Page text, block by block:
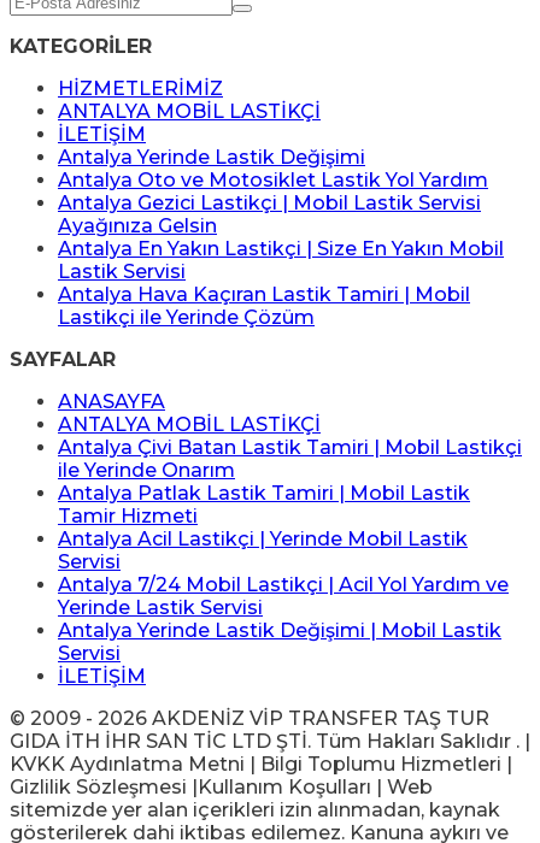
KATEGORİLER
HİZMETLERİMİZ
ANTALYA MOBİL LASTİKÇİ
İLETİŞİM
Antalya Yerinde Lastik Değişimi
Antalya Oto ve Motosiklet Lastik Yol Yardım
Antalya Gezici Lastikçi | Mobil Lastik Servisi
Ayağınıza Gelsin
Antalya En Yakın Lastikçi | Size En Yakın Mobil
Lastik Servisi
Antalya Hava Kaçıran Lastik Tamiri | Mobil
Lastikçi ile Yerinde Çözüm
SAYFALAR
ANASAYFA
ANTALYA MOBİL LASTİKÇİ
Antalya Çivi Batan Lastik Tamiri | Mobil Lastikçi
ile Yerinde Onarım
Antalya Patlak Lastik Tamiri | Mobil Lastik
Tamir Hizmeti
Antalya Acil Lastikçi | Yerinde Mobil Lastik
Servisi
Antalya 7/24 Mobil Lastikçi | Acil Yol Yardım ve
Yerinde Lastik Servisi
Antalya Yerinde Lastik Değişimi | Mobil Lastik
Servisi
İLETİŞİM
© 2009 - 2026 AKDENİZ VİP TRANSFER TAŞ TUR
GIDA İTH İHR SAN TİC LTD ŞTİ. Tüm Hakları Saklıdır . |
KVKK Aydınlatma Metni | Bilgi Toplumu Hizmetleri |
Gizlilik Sözleşmesi |Kullanım Koşulları | Web
sitemizde yer alan içerikleri izin alınmadan, kaynak
gösterilerek dahi iktibas edilemez. Kanuna aykırı ve